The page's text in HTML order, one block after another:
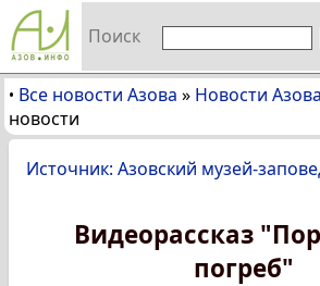
Поиск
• Все новости Азова » Новости Азова
новости
Источник: Азовский музей-
Видеорассказ
погреб"